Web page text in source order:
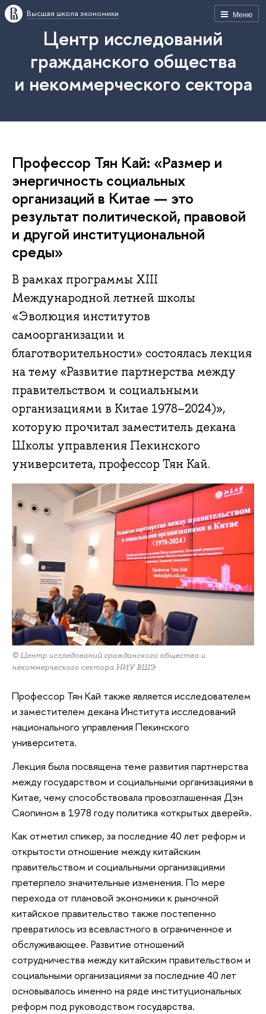
Меню
Высшая школа экономики
Центр исследований
гражданского общества
и некоммерческого сектора
Профессор Тян Кай: «Размер и
энергичность социальных
организаций в Китае — это
результат политической, правовой
и другой институциональной
среды»
В рамках программы XIII
Международной летней школы
«Эволюция институтов
самоорганизации и
благотворительности» состоялась лекция
на тему «Развитие партнерства между
правительством и социальными
организациями в Китае 1978–2024)»,
которую прочитал заместитель декана
Школы управления Пекинского
университета, профессор Тян Кай.
© Центр исследований гражданского общества и
некоммерческого сектора НИУ ВШЭ
Профессор Тян Кай также является исследователем
и заместителем декана Института исследований
национального управления Пекинского
университета.
Лекция была посвящена теме развития партнерства
между государством и социальными организациями в
Китае, чему способствовала провозглашенная Дэн
Сяопином в 1978 году политика «открытых дверей».
Как отметил спикер, за последние 40 лет реформ и
открытости отношение между китайским
правительством и социальными организациями
претерпело значительные изменения. По мере
перехода от плановой экономики к рыночной
китайское правительство также постепенно
превратилось из всевластного в ограниченное и
обслуживающее. Развитие отношений
сотрудничества между китайским правительством и
социальными организациями за последние 40 лет
основывалось именно на ряде институциональных
реформ под руководством государства.